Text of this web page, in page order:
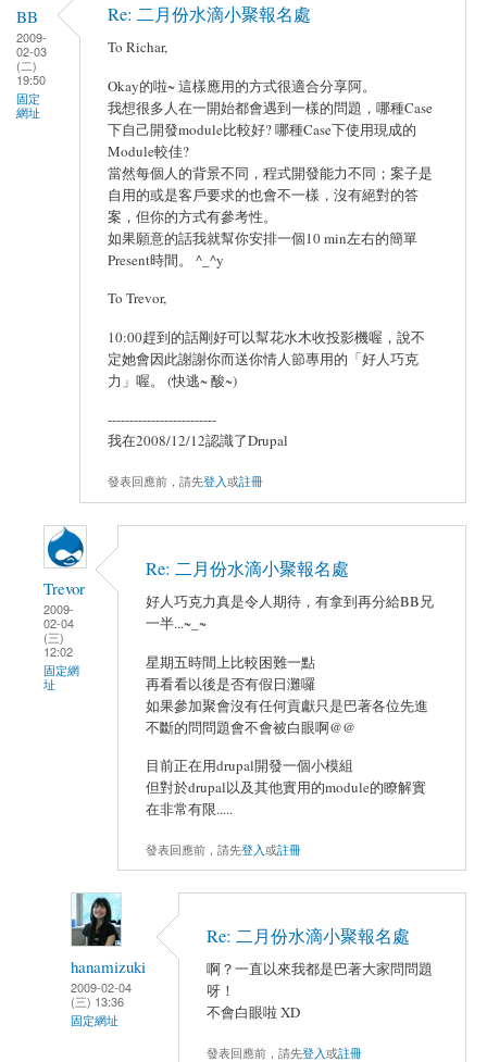
BB
2009-
02-03
(二)
19:50
固定
網址
Re: 二月份水滴小聚報名處
To Richar,
Okay的啦~ 這樣應用的方式很適合分享阿。
我想很多人在一開始都會遇到一樣的問題，哪種Case
下自己開發module比較好? 哪種Case下使用現成的
Module較佳?
當然每個人的背景不同，程式開發能力不同；案子是
自用的或是客戶要求的也會不一樣，沒有絕對的答
案，但你的方式有參考性。
如果願意的話我就幫你安排一個10 min左右的簡單
Present時間。 ^_^y
To Trevor,
10:00趕到的話剛好可以幫花水木收投影機喔，說不
定她會因此謝謝你而送你情人節專用的「好人巧克
力」喔。 (快逃~ 酸~)
-------------------------
我在2008/12/12認識了Drupal
發表回應前，請先登入或註冊
Trevor
2009-
02-04
(三)
12:02
固定網
址
Re: 二月份水滴小聚報名處
好人巧克力真是令人期待，有拿到再分給BB兄
一半...~_~
星期五時間上比較困難一點
再看看以後是否有假日灘囉
如果參加聚會沒有任何貢獻只是巴著各位先進
不斷的問問題會不會被白眼啊@@
目前正在用drupal開發一個小模組
但對於drupal以及其他實用的module的瞭解實
在非常有限.....
發表回應前，請先登入或註冊
hanamizuki
2009-02-04
(三) 13:36
固定網址
Re: 二月份水滴小聚報名處
啊？一直以來我都是巴著大家問問題
呀！
不會白眼啦 XD
發表回應前，請先登入或註冊